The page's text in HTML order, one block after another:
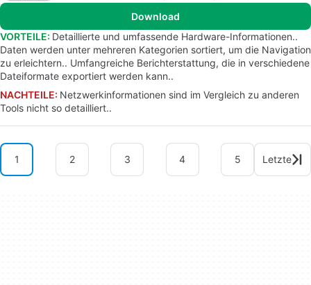
Download
VORTEILE: Detaillierte und umfassende Hardware-Informationen..
Daten werden unter mehreren Kategorien sortiert, um die Navigation
zu erleichtern.. Umfangreiche Berichterstattung, die in verschiedene
Dateiformate exportiert werden kann..
NACHTEILE: Netzwerkinformationen sind im Vergleich zu anderen
Tools nicht so detailliert..
1 2 3 4 5 Letzte